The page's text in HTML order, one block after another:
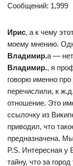
Сообщений: 1,999
Ирис, а к чему
моему мнению.
Владимир.а —
Владимир., я
говорю именно
перечислили, к
отношение. Это
ссылочку из
приводил, что
предназначена.
P.S. Интересная у
тайну, что за город